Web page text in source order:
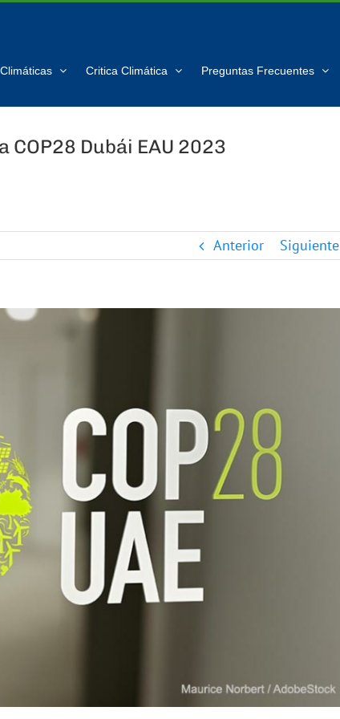
Critica Climática Preguntas Frecuentes
COP28 Dubái EAU 2023
Anterior Siguiente